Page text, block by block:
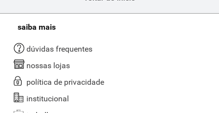
saiba mais
dúvidas frequentes
nossas lojas
política de privacidade
institucional